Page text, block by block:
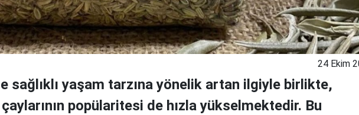
24 Ekim
sağlıklı yaşam tarzına yönelik artan ilgiyle birlikte,
popülaritesi de hızla yükselmektedir. Bu